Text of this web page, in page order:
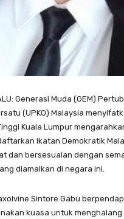
Generasi Muda (GEM)
(UPKO) Malaysia
Kuala Lumpur
Ikatan Demokratik
dan bersesuaian dengan
diamalkan di negara ini.
Sintore Gabu
kuasa untuk